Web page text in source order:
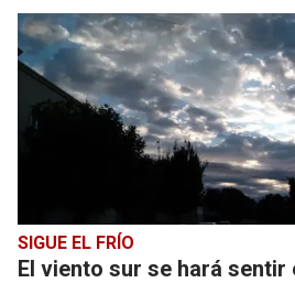
SIGUE EL FRÍO
El viento sur se hará sentir